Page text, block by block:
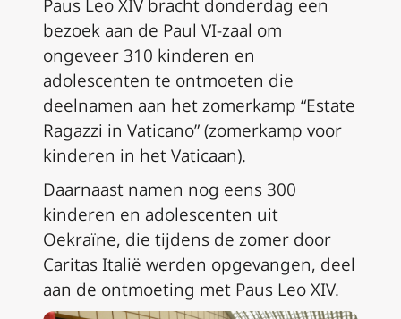
Paus Leo XIV bracht donderdag een
bezoek aan de Paul VI-zaal om
ongeveer 310 kinderen en
adolescenten te ontmoeten die
deelnamen aan het zomerkamp “Estate
Ragazzi in Vaticano” (zomerkamp voor
kinderen in het Vaticaan).
Daarnaast namen nog eens 300
kinderen en adolescenten uit
Oekraïne, die tijdens de zomer door
Caritas Italië werden opgevangen, deel
aan de ontmoeting met Paus Leo XIV.